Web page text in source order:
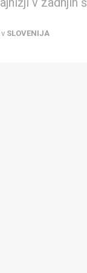
v SLOVENIJA